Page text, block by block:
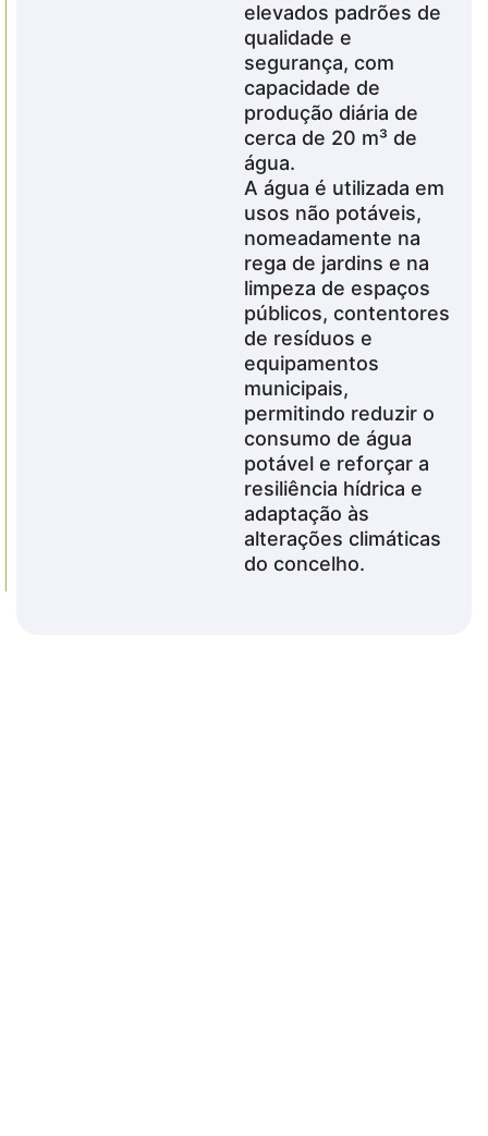
elevados padrões de
qualidade e
segurança, com
capacidade de
produção diária de
cerca de 20 m³ de
água.
A água é utilizada em
usos não potáveis,
nomeadamente na
rega de jardins e na
limpeza de espaços
públicos, contentores
de resíduos e
equipamentos
municipais,
permitindo reduzir o
consumo de água
potável e reforçar a
resiliência hídrica e
adaptação às
alterações climáticas
do concelho.